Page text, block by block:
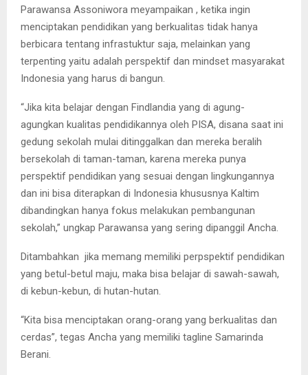
Parawansa Assoniwora meyampaikan , ketika ingin
menciptakan pendidikan yang berkualitas tidak hanya
berbicara tentang infrastuktur saja, melainkan yang
terpenting yaitu adalah perspektif dan mindset masyarakat
Indonesia yang harus di bangun.
“Jika kita belajar dengan Findlandia yang di agung-
agungkan kualitas pendidikannya oleh PISA, disana saat ini
gedung sekolah mulai ditinggalkan dan mereka beralih
bersekolah di taman-taman, karena mereka punya
perspektif pendidikan yang sesuai dengan lingkungannya
dan ini bisa diterapkan di Indonesia khususnya Kaltim
dibandingkan hanya fokus melakukan pembangunan
sekolah,” ungkap Parawansa yang sering dipanggil Ancha.
Ditambahkan jika memang memiliki perpspektif pendidikan
yang betul-betul maju, maka bisa belajar di sawah-sawah,
di kebun-kebun, di hutan-hutan.
“Kita bisa menciptakan orang-orang yang berkualitas dan
cerdas”, tegas Ancha yang memiliki tagline Samarinda
Berani.